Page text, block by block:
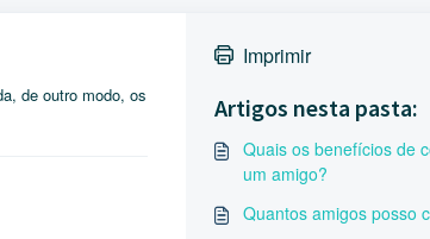
de outro modo, os
Imprimir
Artigos nesta pasta:
Quais os benefícios de
um amigo?
Quantos amigos posso